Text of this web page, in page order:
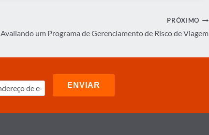
PRÓXIMO
Avaliando um Programa de Gerenciamento de Risco de Viagem